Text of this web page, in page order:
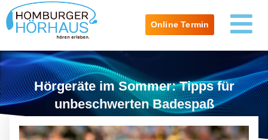
Online Termin
Hörgeräte im Sommer: Tipps für
unbeschwerten Badespaß